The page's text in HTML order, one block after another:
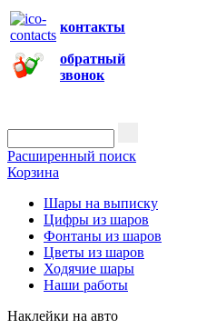
контакты
обратный
звонок
Расширенный поиск
Корзина
Шары на выписку
Цифры из шаров
Фонтаны из шаров
Цветы из шаров
Ходячие шары
Наши работы
Наклейки на авто